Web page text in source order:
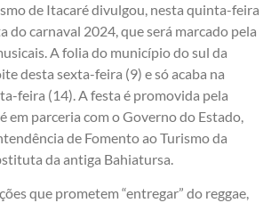
de Itacaré divulgou, nesta quinta-feira
do carnaval 2024, que será marcado pela
A folia do município do sul da
desta sexta-feira (9) e só acaba na
feira (14). A festa é promovida pela
em parceria com o Governo do Estado,
de Fomento ao Turismo da
da antiga Bahiatursa.
que prometem “entregar” do reggae,